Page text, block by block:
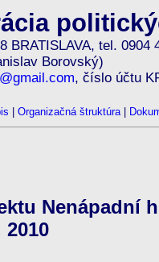
BRATISLAVA, tel. 0904
Borovský)
, číslo účtu
Organizačná štruktúra|
Nenápadní
2010